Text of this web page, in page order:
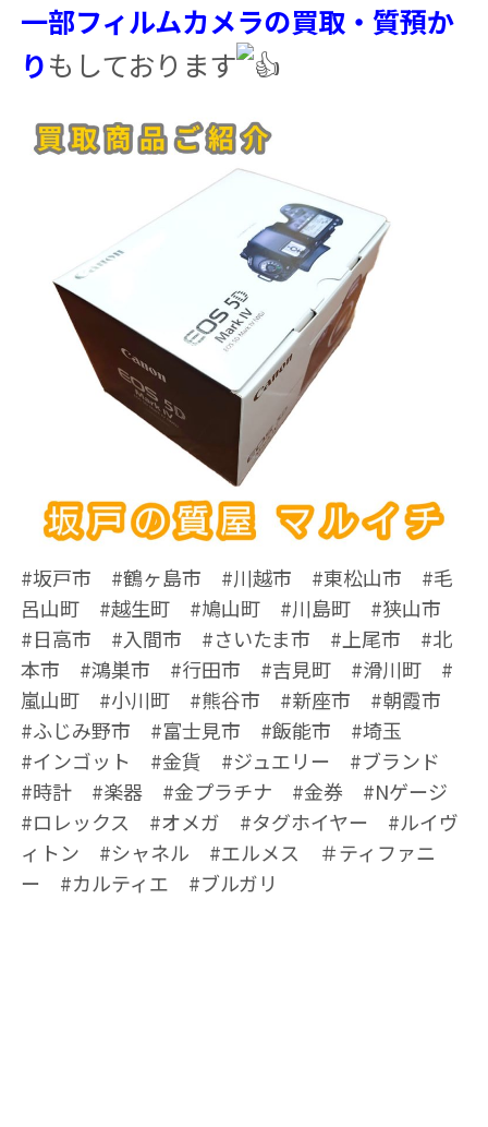
一部フィルムカメラの買取・質預か
りもしております
#坂戸市 #鶴ヶ島市 #川越市 #東松山市 #毛
呂山町 #越生町 #鳩山町 #川島町 #狭山市
#日高市 #入間市 #さいたま市 #上尾市 #北
本市 #鴻巣市 #行田市 #吉見町 #滑川町 #
嵐山町 #小川町 #熊谷市 #新座市 #朝霞市
#ふじみ野市 #富士見市 #飯能市 #埼玉
#インゴット #金貨 #ジュエリー #ブランド
#時計 #楽器 #金プラチナ #金券 #Nゲージ
#ロレックス #オメガ #タグホイヤー #ルイヴ
ィトン #シャネル #エルメス ＃ティファニ
ー #カルティエ #ブルガリ